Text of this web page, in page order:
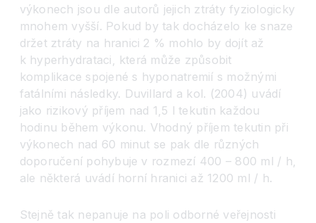
výkonech jsou dle autorů jejich ztráty fyziologicky
mnohem vyšší. Pokud by tak docházelo ke snaze
držet ztráty na hranici 2 % mohlo by dojít až
k hyperhydrataci, která může způsobit
komplikace spojené s hyponatremií s možnými
fatálními následky. Duvillard a kol. (2004) uvádí
jako rizikový příjem nad 1,5 l tekutin každou
hodinu během výkonu. Vhodný příjem tekutin při
výkonech nad 60 minut se pak dle různých
doporučení pohybuje v rozmezí 400 – 800 ml / h,
ale některá uvádí horní hranici až 1200 ml / h.
Stejně tak nepanuje na poli odborné veřejnosti